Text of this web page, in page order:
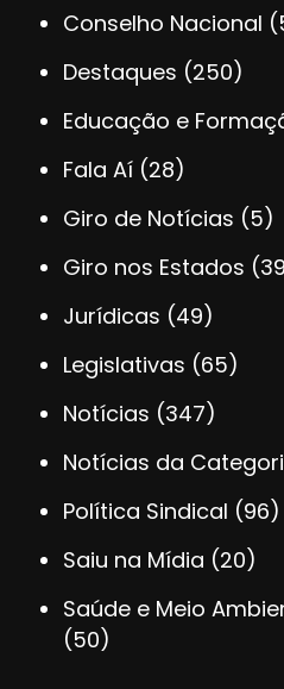
Conselho Nacional
Destaques (250)
Educação e
Fala Aí (28)
Giro de Notícias (5)
Giro nos Estados
Jurídicas (49)
Legislativas (65)
Notícias (347)
Notícias da
Política Sindical (96)
Saiu na Mídia (20)
Saúde e Meio
(50)